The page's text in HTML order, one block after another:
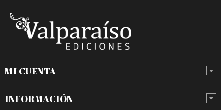
MI CUENTA
INFORMACIÓN